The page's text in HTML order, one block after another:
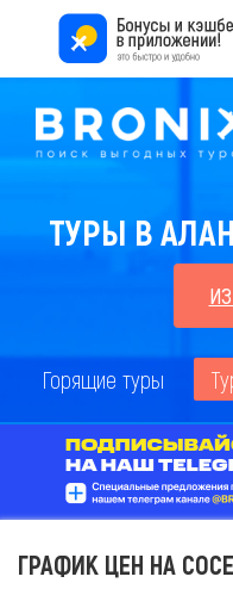
ТУРЫ В
Горящие туры
ГРАФИК ЦЕН НА